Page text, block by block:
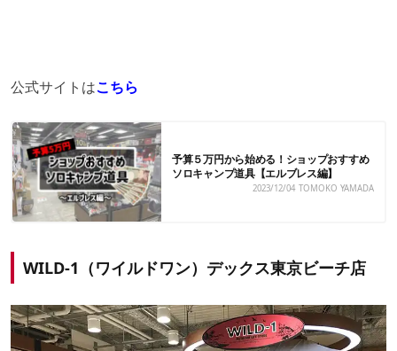
公式サイトはこちら
予算５万円から始める！ショップおすすめ
ソロキャンプ道具【エルブレス編】
2023/12/04 TOMOKO YAMADA
WILD-1（ワイルドワン）デックス東京ビーチ店